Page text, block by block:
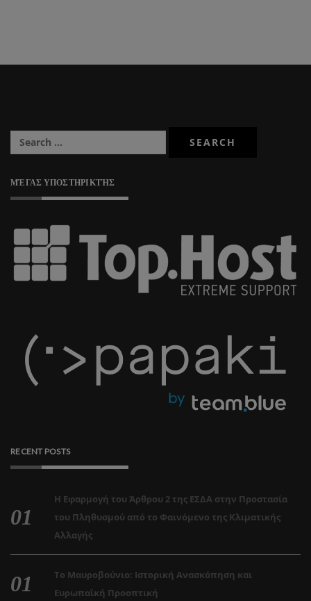
ΜΈΓΑΣ ΥΠΟΣΤΗΡΙΚΤΉΣ
RECENT POSTS
Η Εφαρμογή του Άρθρου 2 της ΕΣΔΑ στην Προστασία
του Πληθυσμού από το Φαινόμενο της Κλιματικής
Αλλαγής
Το Μαυροβούνιο: Ιστορική Ανασκόπηση και
Ευρωπαϊκή Προοπτική